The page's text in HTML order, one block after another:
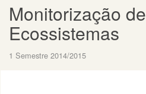
Monitorização de
Ecossistemas
1 Semestre 2014/2015